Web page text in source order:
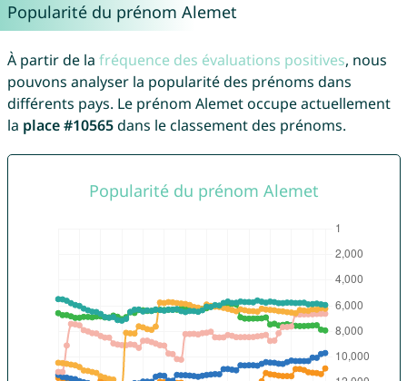
Popularité du prénom Alemet
À partir de la fréquence des évaluations positives, nous
pouvons analyser la popularité des prénoms dans
différents pays. Le prénom Alemet occupe actuellement
la place #10565dans le classement des prénoms.